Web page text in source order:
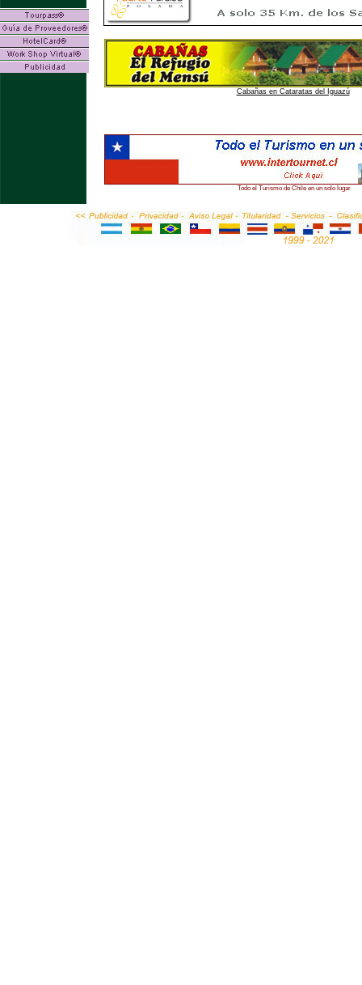
Cabañas en Cataratas del Iguazú
Todo el Turismo de Chile en un solo lugar